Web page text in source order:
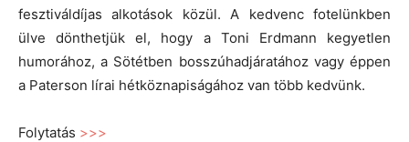
fesztiváldíjas alkotások közül. A kedvenc fotelünkben
ülve dönthetjük el, hogy a Toni Erdmann kegyetlen
humorához, a Sötétben bosszúhadjáratához vagy éppen
a Paterson lírai hétköznapiságához van több kedvünk.
Folytatás >>>